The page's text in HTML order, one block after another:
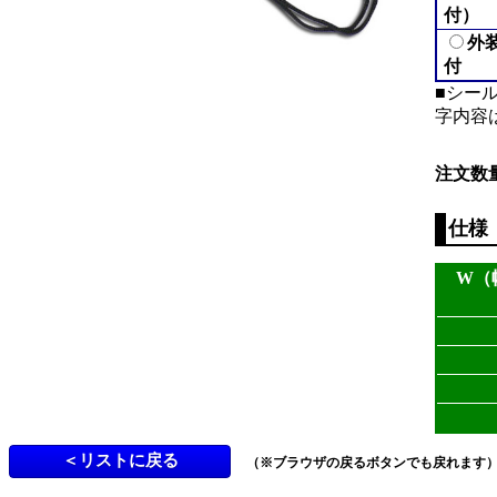
付）
外
付
■シー
字内容
注文数
仕様
W（
（※ブラウザの戻るボタンでも戻れます